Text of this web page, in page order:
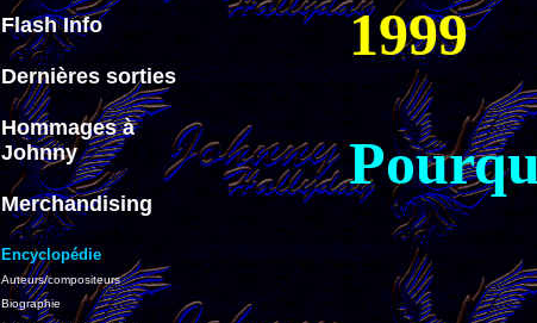
Flash Info
Dernières sorties
Hommages à
Johnny
Merchandising
Encyclopédie
Auteurs/compositeurs
Biographie
1999